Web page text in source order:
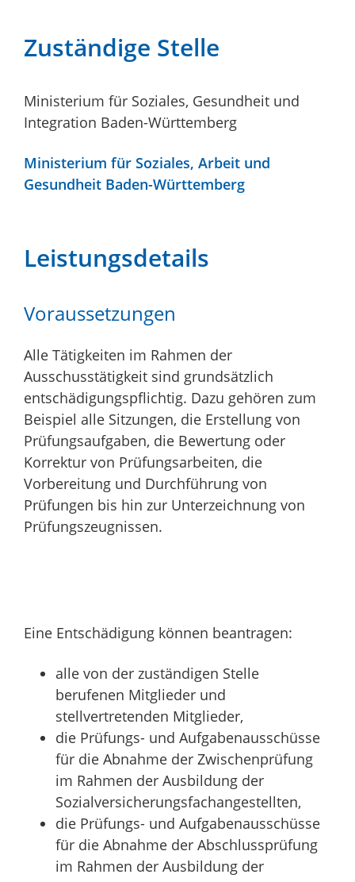
Zuständige Stelle
Ministerium für Soziales, Gesundheit und
Integration Baden-Württemberg
Ministerium für Soziales, Arbeit und
Gesundheit Baden-Württemberg
Leistungsdetails
Voraussetzungen
Alle Tätigkeiten im Rahmen der
Ausschusstätigkeit sind grundsätzlich
entschädigungspflichtig. Dazu gehören zum
Beispiel alle Sitzungen, die Erstellung von
Prüfungsaufgaben, die Bewertung oder
Korrektur von Prüfungsarbeiten, die
Vorbereitung und Durchführung von
Prüfungen bis hin zur Unterzeichnung von
Prüfungszeugnissen.
Eine Entschädigung können beantragen:
alle von der zuständigen Stelle
berufenen Mitglieder und
stellvertretenden Mitglieder,
die Prüfungs- und Aufgabenausschüsse
für die Abnahme der Zwischenprüfung
im Rahmen der Ausbildung der
Sozialversicherungsfachangestellten,
die Prüfungs- und Aufgabenausschüsse
für die Abnahme der Abschlussprüfung
im Rahmen der Ausbildung der